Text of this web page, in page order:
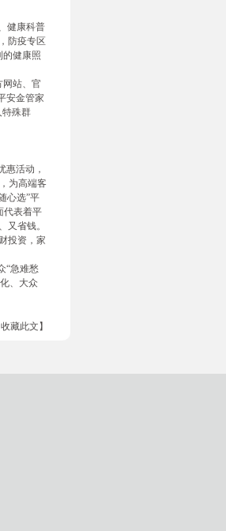
健康科普
防疫专区
的健康照
网站、官
安金管家
特殊群
惠活动，
为高端客
心选”平
代表着平
又省钱。
投资，家
“急难愁
、大众
收藏此文】